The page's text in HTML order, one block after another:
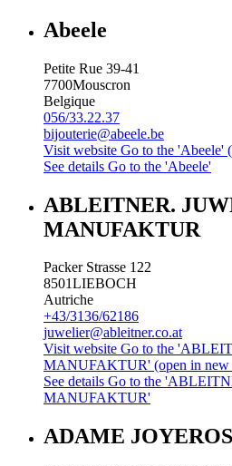
Abeele
Petite Rue 39-41
7700Mouscron
Belgique
056/33.22.37
bijouterie@abeele.be
Visit website Go to the 'Abeele'
See details Go to the 'Abeele'
ABLEITNER.
MANUFAKTUR
Packer Strasse 122
8501LIEBOCH
Autriche
+43/3136/62186
juwelier@ableitner.co.at
Visit website Go to the
MANUFAKTUR' (open in
See details Go to the
MANUFAKTUR'
ADAME JOYEROS